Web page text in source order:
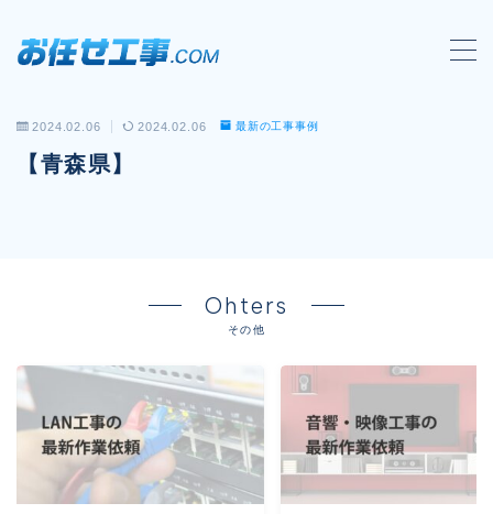
MENU
会社概要
音響・映像設備工事
保守メンテナンス代行
2024.02.06 2024.02.06 最新の工事事例
【青森県】
Ohters
その他